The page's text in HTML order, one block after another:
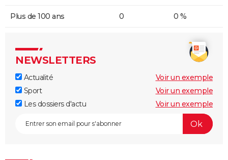
Plus de 100 ans 0 0 %
NEWSLETTERS
Actualité
Voir un exemple
Sport
Voir un exemple
Les dossiers d'actu
Voir un exemple